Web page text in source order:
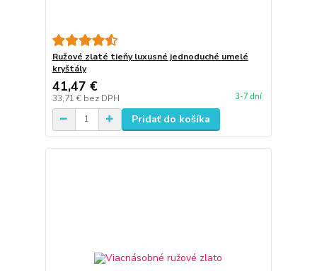
Ružové zlaté tieňy luxusné jednoduché umelé
kryštály
41,47 €
33,71 € bez DPH 3-7 dní
Pridať do košíka